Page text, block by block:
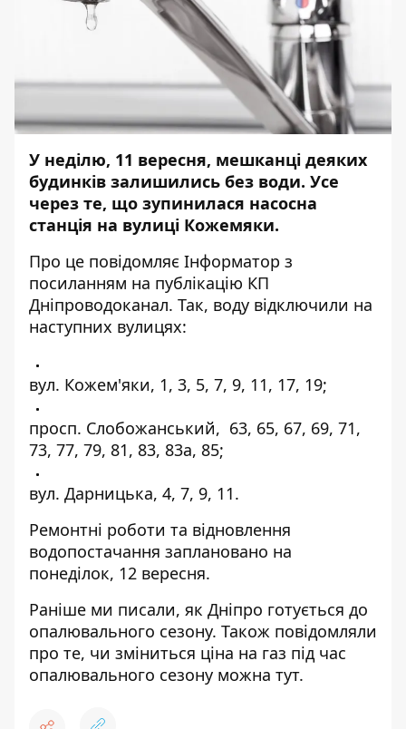
У неділю, 11 вересня, мешканці деяких
будинків залишились без води. Усе
через те, що зупинилася насосна
станція на вулиці Кожемяки.
Про це повідомляє Інформатор з
посиланням на публікацію КП
Дніпроводоканал. Так, воду відключили на
наступних вулицях:
вул. Кожем'яки, 1, 3, 5, 7, 9, 11, 17, 19;
просп. Слобожанський, 63, 65, 67, 69, 71,
73, 77, 79, 81, 83, 83а, 85;
вул. Дарницька, 4, 7, 9, 11.
Ремонтні роботи та відновлення
водопостачання заплановано на
понеділок, 12 вересня.
Раніше ми писали, як Дніпро готується до
опалювального сезону. Також повідомляли
про те, чи зміниться ціна на газ під час
опалювального сезону можна тут.